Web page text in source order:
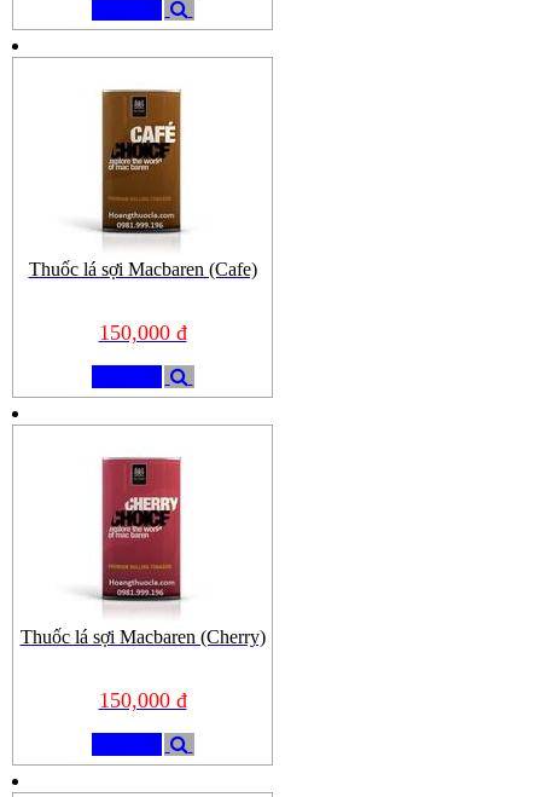
Thuốc lá sợi Macbaren (Cafe)
150,000 đ
Thuốc lá sợi Macbaren (Cherry)
150,000 đ